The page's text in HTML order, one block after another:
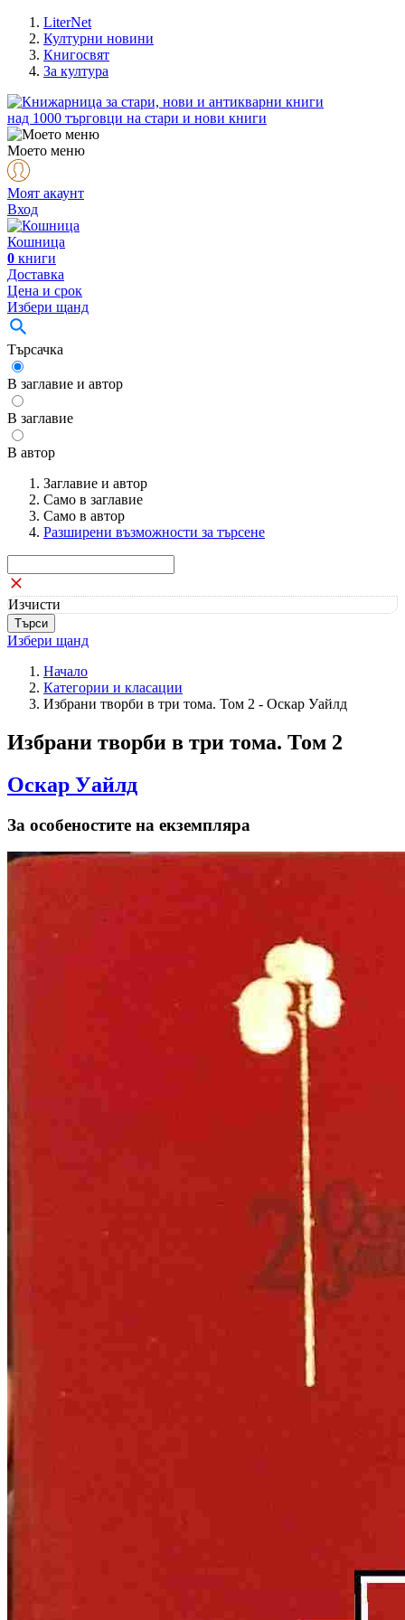
LiterNet
Културни новини
Книгосвят
За култура
над 1000 търговци на стари и нови книги
Моето меню
Моят акаунт
Вход
Кошница
0 книги
Доставка
Цена и срок
Избери щанд
Търсачка
В заглавие и автор
В заглавие
В автор
Заглавие и автор
Само в заглавие
Само в автор
Разширени възможности за търсене
Изчисти
Избери щанд
Начало
Категории и класации
Избрани творби в три тома. Том 2 - Оскар Уайлд
Избрани творби в три тома. Том 2
Оскар Уайлд
За особеностите на екземпляра